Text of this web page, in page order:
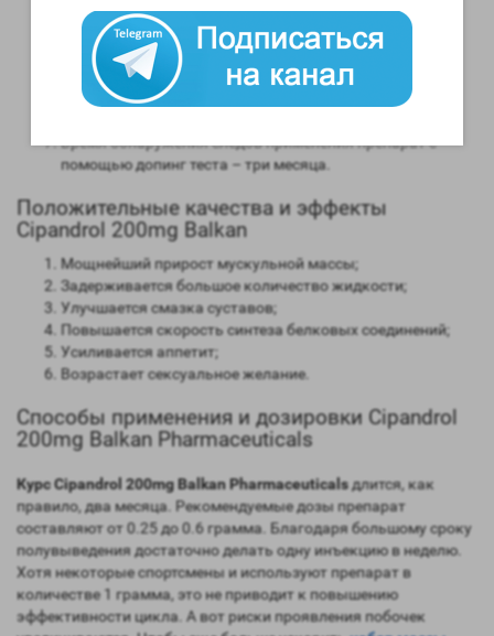
мужским гормоном;
Способность конвертироваться в женские гормоны
(ароматизация) – высокая;
Степень нагрузки на печень – отсутствует;
Форма выпуска – инъекционная;
Время обнаружения следов применения препарат с
помощью допинг теста – три месяца.
Положительные качества и эффекты
Cipandrol 200mg Balkan
Мощнейший прирост мускульной массы;
Задерживается большое количество жидкости;
Улучшается смазка суставов;
Повышается скорость синтеза белковых соединений;
Усиливается аппетит;
Возрастает сексуальное желание.
Способы применения и дозировки Cipandrol
200mg Balkan Pharmaceuticals
Курс Cipandrol 200mg Balkan Pharmaceuticalsдлится, как
правило, два месяца. Рекомендуемые дозы препарат
составляют от 0.25 до 0.6 грамма. Благодаря большому сроку
полувыведения достаточно делать одну инъекцию в неделю.
Хотя некоторые спортсмены и используют препарат в
количестве 1 грамма, это не приводит к повышению
эффективности цикла. А вот риски проявления побочек